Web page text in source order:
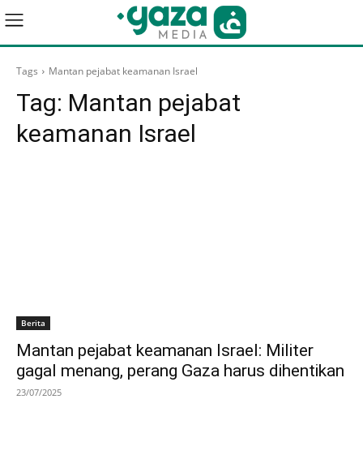
Tags Mantan pejabat keamanan Israel
Tag: Mantan pejabat
keamanan Israel
Berita
Mantan pejabat keamanan Israel: Militer
gagal menang, perang Gaza harus dihentikan
23/07/2025